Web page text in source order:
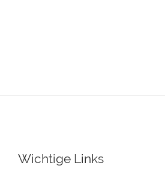
Wichtige Links